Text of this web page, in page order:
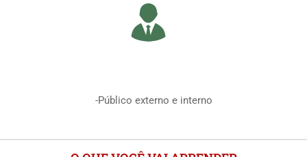
-Público externo e interno